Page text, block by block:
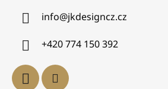
info@jkdesigncz.cz
+420 774 150 392